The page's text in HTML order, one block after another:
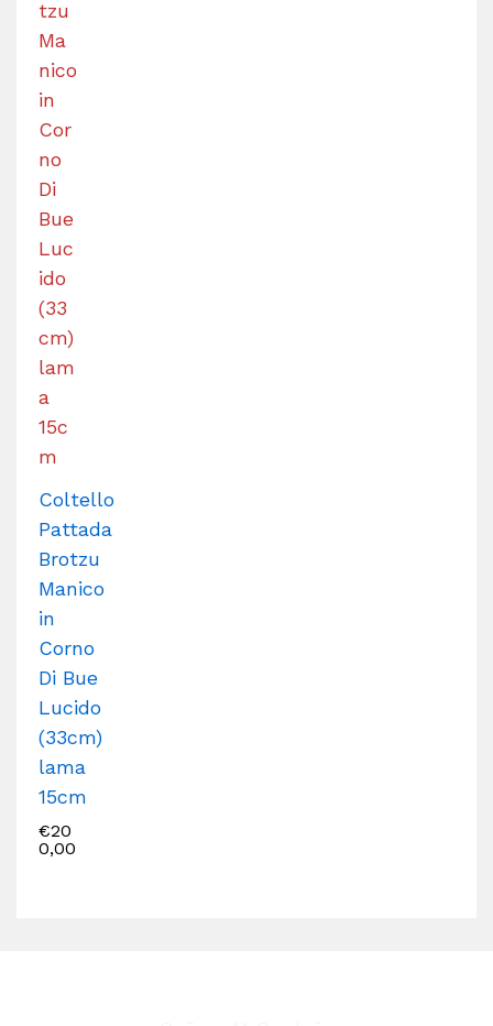
Coltello
Pattada
Brotzu
Manico
in
Corno
Di Bue
Lucido
(33cm)
lama
15cm
€20
0,00